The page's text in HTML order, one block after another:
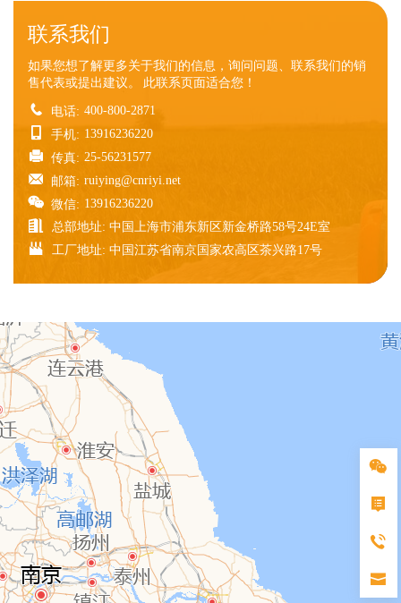
联系我们
如果您想了解更多关于我们的信息，询问问题、联系我们的销
售代表或提出建议。 此联系页面适合您！
电话: 400-800-2871
手机: 13916236220
传真: 25-56231577
邮箱: ruiying@cnriyi.net
微信: 13916236220
总部地址: 中国上海市浦东新区新金桥路58号24E室
工厂地址: 中国江苏省南京国家农高区茶兴路17号